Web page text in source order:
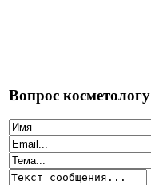
Вопрос косметологу